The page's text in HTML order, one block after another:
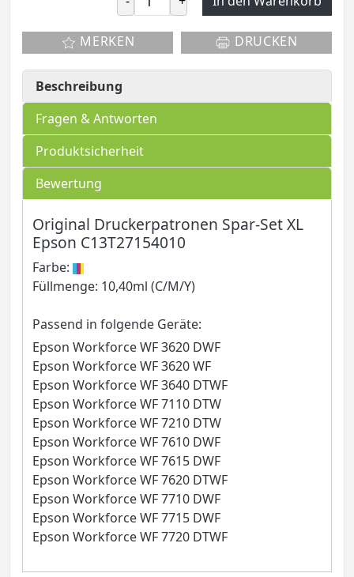
MERKEN DRUCKEN
Beschreibung
Fragen & Antworten
Produktsicherheit
Bewertung
Original Druckerpatronen Spar-Set XL
Epson C13T27154010
Farbe:
Füllmenge: 10,40ml (C/M/Y)
Passend in folgende Geräte:
Epson Workforce WF 3620 DWF
Epson Workforce WF 3620 WF
Epson Workforce WF 3640 DTWF
Epson Workforce WF 7110 DTW
Epson Workforce WF 7210 DTW
Epson Workforce WF 7610 DWF
Epson Workforce WF 7615 DWF
Epson Workforce WF 7620 DTWF
Epson Workforce WF 7710 DWF
Epson Workforce WF 7715 DWF
Epson Workforce WF 7720 DTWF